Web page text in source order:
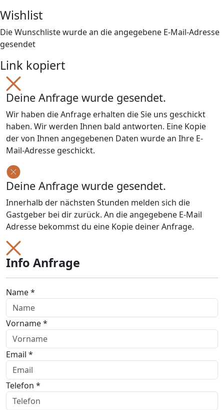
Wishlist
Die Wunschliste wurde an die angegebene E-Mail-Adresse
gesendet
Link kopiert
Deine Anfrage wurde gesendet.
Wir haben die Anfrage erhalten die Sie uns geschickt
haben. Wir werden Ihnen bald antworten. Eine Kopie
der von Ihnen angegebenen Daten wurde an Ihre E-
Mail-Adresse geschickt.
Deine Anfrage wurde gesendet.
Innerhalb der nächsten Stunden melden sich die
Gastgeber bei dir zurück. An die angegebene E-Mail
Adresse bekommst du eine Kopie deiner Anfrage.
Info Anfrage
Name *
Vorname *
Email *
Telefon *